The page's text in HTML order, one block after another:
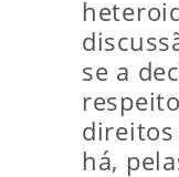
se a
direitos
há,